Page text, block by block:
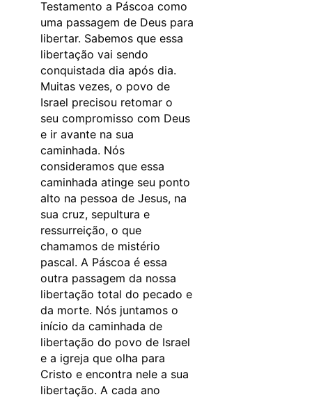
Testamento a Páscoa como
uma passagem de Deus para
libertar. Sabemos que essa
libertação vai sendo
conquistada dia após dia.
Muitas vezes, o povo de
Israel precisou retomar o
seu compromisso com Deus
e ir avante na sua
caminhada. Nós
consideramos que essa
caminhada atinge seu ponto
alto na pessoa de Jesus, na
sua cruz, sepultura e
ressurreição, o que
chamamos de mistério
pascal. A Páscoa é essa
outra passagem da nossa
libertação total do pecado e
da morte. Nós juntamos o
início da caminhada de
libertação do povo de Israel
e a igreja que olha para
Cristo e encontra nele a sua
libertação. A cada ano